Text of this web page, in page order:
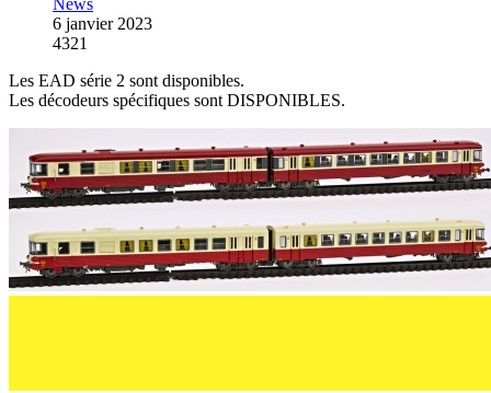
6 janvier 2023
4321
Les EAD série 2 sont disponibles.
Les décodeurs spécifiques sont DISPONIBLES.